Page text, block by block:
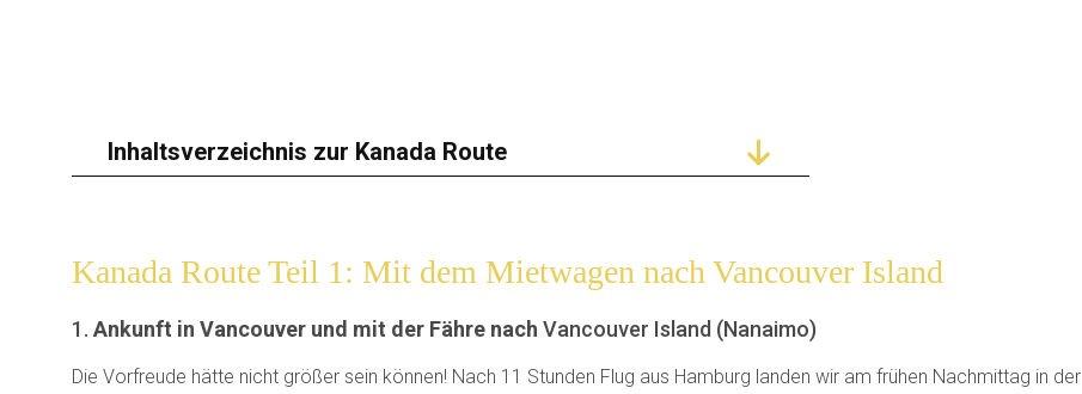
Inhaltsverzeichnis zur Kanada Route
Kanada Route Teil 1: Mit dem Mietwagen nach Vancouver Island
1. Ankunft in Vancouver und mit der Fähre nach Vancouver Island (Nanaimo)
Die Vorfreude hätte nicht größer sein können! Nach 11 Stunden Flug aus Hamburg landen wir am frühen Nachmittag in der